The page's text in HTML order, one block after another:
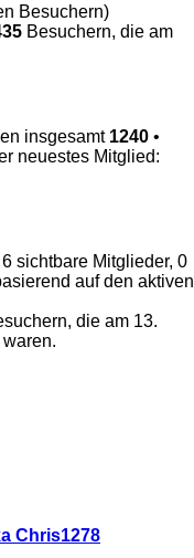
Besuchern)
Besuchern, die am
insgesamt 1240 •
neuestes Mitglied:
sichtbare Mitglieder, 0
auf den aktiven
die am 13.
Chris1278